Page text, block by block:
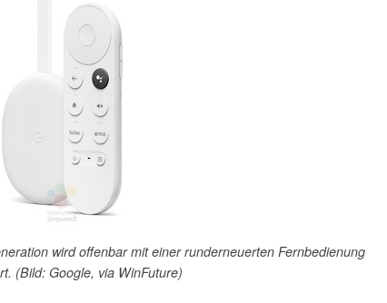
wird offenbar mit einer runderneuerten Fernbedienung
(Bild: Google, via WinFuture)